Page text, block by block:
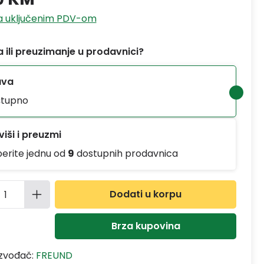
uključenim PDV-om
ili preuzimanje u prodavnici?
i preuzmi
jednu od 9 dostupnih prodavnica
proizvoda: Unesite željenu
Dodati u korpu
Brza kupovina
FREUND